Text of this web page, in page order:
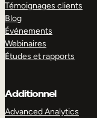
Témoignages clients
Blog
Événements
Webinaires
Études et rapports
Additionnel
Advanced Analytics